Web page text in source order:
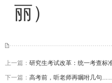
丽）
上一篇： 研究生考试改革：统一考查标
下一篇： 高考前，听老师再嘱咐几句